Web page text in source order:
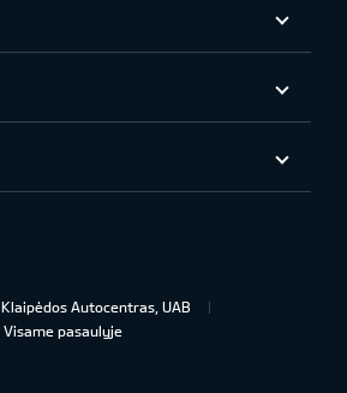
Klaipėdos Autocentras, UAB
Visame pasaulyje